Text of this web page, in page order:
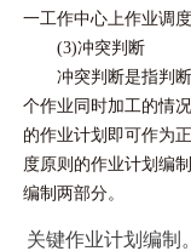
一工作中心上作业调
(3)冲突判断
冲突判断是指判断
个作业同时加工的情
的作业计划即可作为
度原则的作业计划编
编制两部分。
关键作业计划编制。